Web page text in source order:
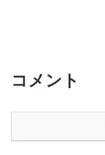
コメント